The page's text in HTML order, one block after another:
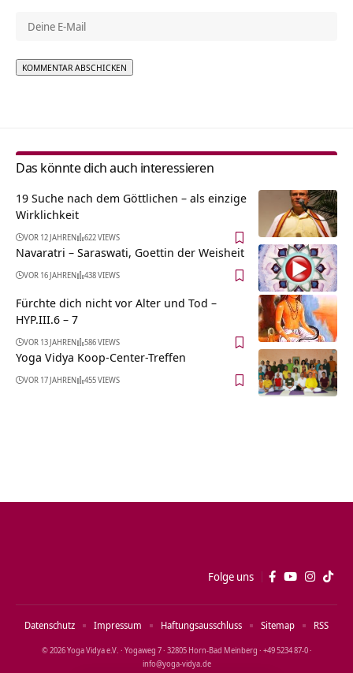
Das könnte dich auch interessieren
19 Suche nach dem Göttlichen – als einzige
Wirklichkeit
VOR 12 JAHREN 622 VIEWS
Navaratri – Saraswati, Goettin der Weisheit
VOR 16 JAHREN 438 VIEWS
Fürchte dich nicht vor Alter und Tod –
HYP.III.6 – 7
VOR 13 JAHREN 586 VIEWS
Yoga Vidya Koop-Center-Treffen
VOR 17 JAHREN 455 VIEWS
Folge uns
© 2026 Yoga Vidya e.V. · Yogaweg 7 · 32805 Horn‑Bad Meinberg · +49 5234 87‑0 ·
info@yoga‑vidya.de
Datenschutz Impressum Haftungsausschluss Sitemap RSS